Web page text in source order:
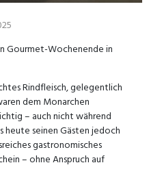
Gourmet-Wochenende in
Rindfleisch, gelegentlich
dem Monarchen
– auch nicht während
heute seinen Gästen jedoch
gastronomisches
– ohne Anspruch auf